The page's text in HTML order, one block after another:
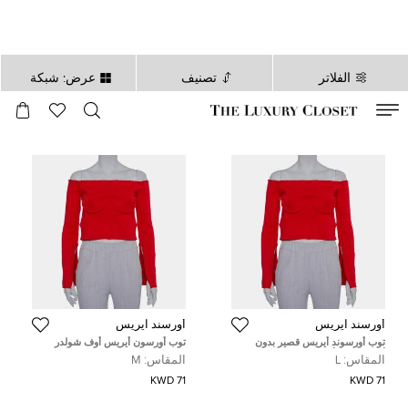
الفلاتر تصنيف عرض: شبكة
ثانية
أورسند آيريس
توب أورسوند أيريس قصير بدون
أكتاف تريكو أحمر مقاس كبير
المقاس: L
71 KWD
أورسند آيريس
توب أورسون أيريس أوف شولدر
تريكو أحمر قصير مقاس متوسط -
ميديوم
المقاس: M
71 KWD